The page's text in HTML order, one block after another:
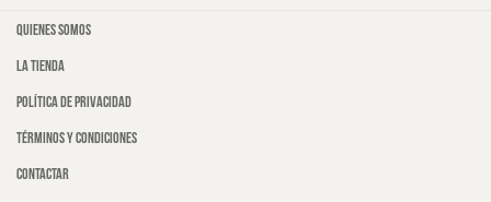
Quienes somos
La tienda
Política de privacidad
Términos y condiciones
Contactar